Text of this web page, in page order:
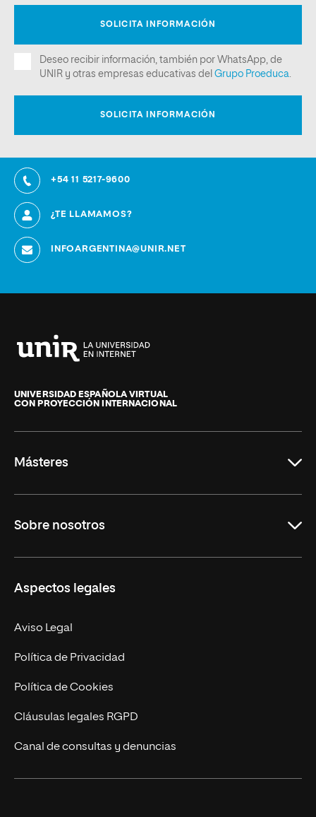
+54 11 5217-9600
¿TE LLAMAMOS?
INFOARGENTINA@UNIR.NET
de
La
UNIVERSIDAD ESPAÑOLA VIRTUAL
CON PROYECCIÓN INTERNACIONAL
Másteres
Derecho
Empresa
MBA
Marketing y Comunicación
Ingeniería
Diseño
Ciencias de la Salud
Sobre nosotros
Nuestro Equipo
Contacto
Aspectos legales
Aviso Legal
Política de Privacidad
Política de Cookies
Cláusulas legales RGPD
Canal de consultas y denuncias